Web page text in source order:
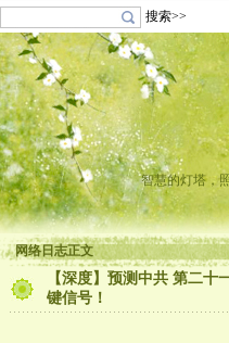
搜索>>
智慧的灯塔，
网络日志正文
【深度】预测中共 第二
键信号！